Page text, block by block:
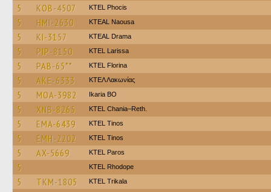
5 KOB-4507 ΚΤΕL Phocis
5 HMI-2630 KTEAL Naousa
5 KI-3157 KTEAL Drama
5 PIP-8150 KTEL Larissa
5 PAB-65** KTEL Florina
5 AKE-6333 ΚΤΕΛ Λακωνίας
5 MOA-3982 Ikaria BO
5 XNB-8265 KTEL Chania–Reth.
5 EMA-6439 KTEL Tinos
5 EMH-2202 KTEL Tinos
5 AX-5669 KTEL Paros
5 KTEL Rhodope
5 TKM-1805 ΚΤΕL Τrikala